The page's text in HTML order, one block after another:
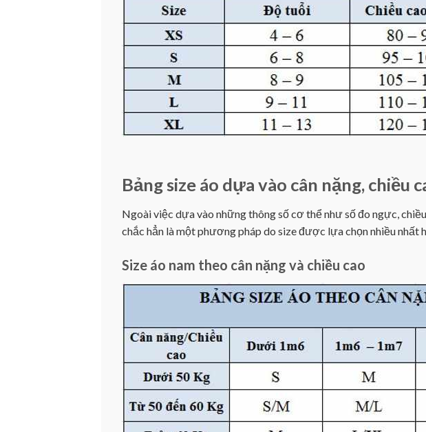
Bảng size áo dựa vào cân nặng, chiều
Ngoài việc dựa vào những thông số cơ thể như số đo ngực,
chắc hẳn là một phương pháp do size được lựa chọn nhiều nhất
Size áo nam theo cân nặng và chiều cao